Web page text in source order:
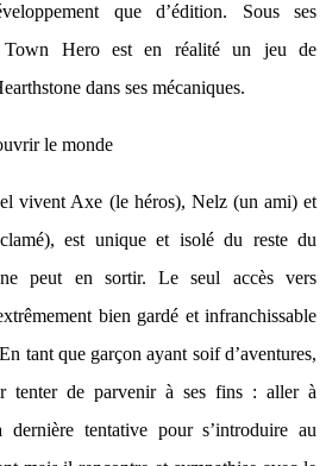
que d’édition. Sous ses
Town Hero est en réalité un jeu de
dans ses mécaniques.
le monde
vivent Axe (le héros), Nelz (un ami) et
est unique et isolé du reste du
peut en sortir. Le seul accès vers
bien gardé et infranchissable
tant que garçon ayant soif d’aventures,
tenter de parvenir à ses fins : aller à
tentative pour s’introduire au